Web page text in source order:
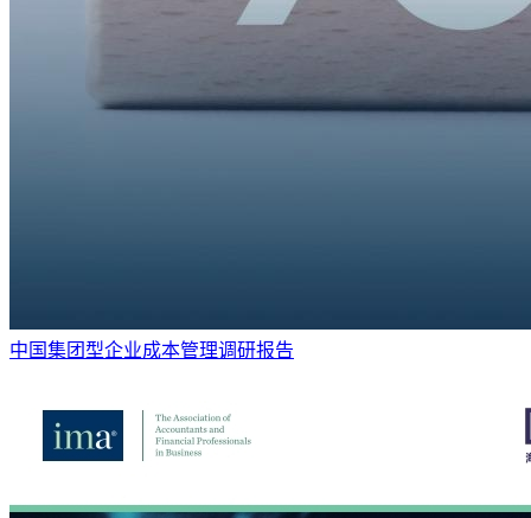
中国集团型企业成本管理调研报告